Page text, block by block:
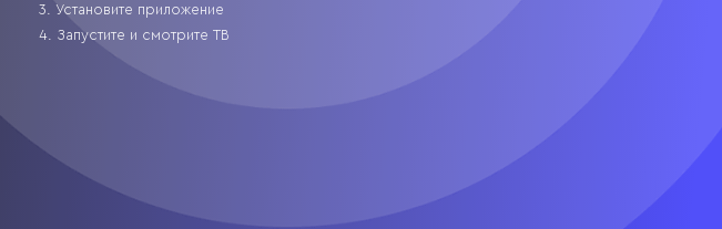
3. Установите приложение
4. Запустите и смотрите ТВ